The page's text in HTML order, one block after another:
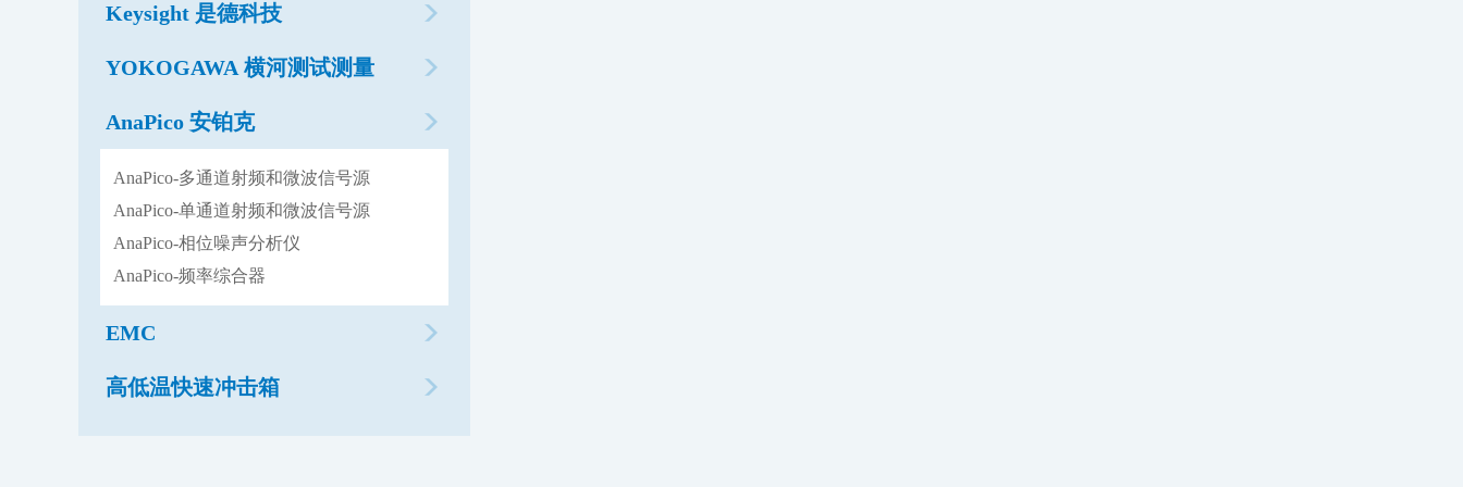
Keysight 是德科技
YOKOGAWA 横河测试测量
AnaPico 安铂克
AnaPico-多通道射频和微波信号源
AnaPico-单通道射频和微波信号源
AnaPico-相位噪声分析仪
AnaPico-频率综合器
EMC
高低温快速冲击箱